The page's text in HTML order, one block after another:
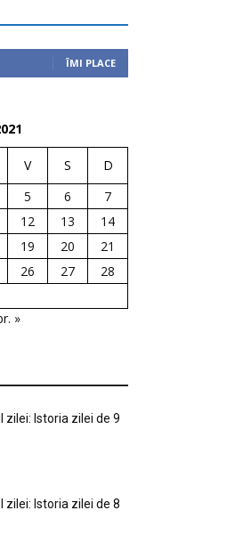
ÎMI PLACE
V S
D
5 6
7
12 13
14
19 20
21
26 27
28
»
zilei: Istoria zilei de 9
zilei: Istoria zilei de 8